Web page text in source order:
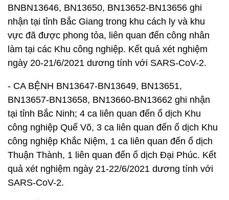
BNBN13646, BN13650, BN13652-BN13656 ghi
nhận tại tỉnh Bắc Giang trong khu cách ly và khu
vực đã được phong tỏa, liên quan đến công nhân
làm tại các Khu công nghiệp. Kết quả xét nghiệm
ngày 20-21/6/2021 dương tính với SARS-CoV-2.
- CA BỆNH BN13647-BN13649, BN13651,
BN13657-BN13658, BN13660-BN13662 ghi nhận
tại tỉnh Bắc Ninh; 4 ca liên quan đến ổ dịch Khu
công nghiệp Quế Võ, 3 ca liên quan đến ổ dịch Khu
công nghiệp Khắc Niệm, 1 ca liên quan đến ổ dịch
Thuận Thành, 1 liên quan đến ổ dịch Đại Phúc. Kết
quả xét nghiệm ngày 21-22/6/2021 dương tính với
SARS-CoV-2.